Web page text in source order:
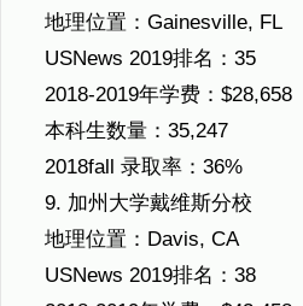
地理位置：Gainesville, FL
USNews 2019排名：35
2018-2019年学费：$28,658
本科生数量：35,247
2018fall 录取率：36%
9. 加州大学戴维斯分校
地理位置：Davis, CA
USNews 2019排名：38